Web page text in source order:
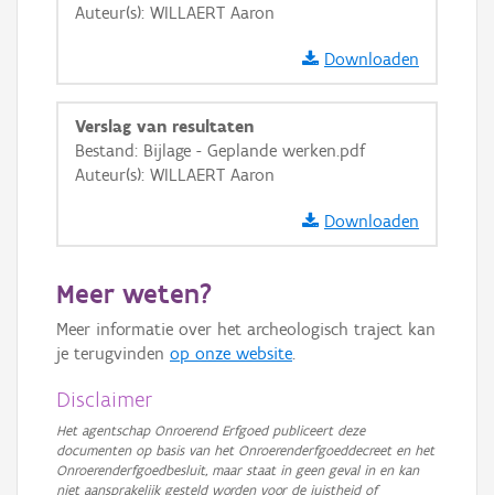
GRB-Basiskaart in grijswaarden
Auteur(s): WILLAERT Aaron
Downloaden
Verslag van resultaten
Bestand: Bijlage - Geplande werken.pdf
Auteur(s): WILLAERT Aaron
Downloaden
Meer weten?
Meer informatie over het archeologisch traject kan
je terugvinden op onze website.
Disclaimer
Het agentschap Onroerend Erfgoed publiceert deze
documenten op basis van het Onroerenderfgoeddecreet en het
Onroerenderfgoedbesluit, maar staat in geen geval in en kan
niet aansprakelijk gesteld worden voor de juistheid of